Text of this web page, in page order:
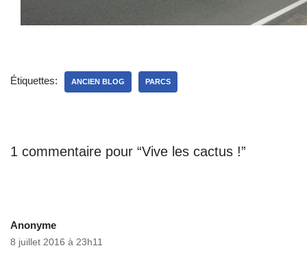
Étiquettes: ANCIEN BLOG PARCS
1 commentaire pour “Vive les cactus !”
Anonyme
8 juillet 2016 à 23h11